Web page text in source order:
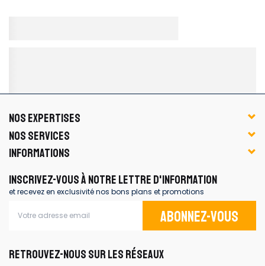
NOS EXPERTISES
NOS SERVICES
INFORMATIONS
INSCRIVEZ-VOUS À NOTRE LETTRE D'INFORMATION
et recevez en exclusivité nos bons plans et promotions
Abonnez-vous
RETROUVEZ-NOUS SUR LES RÉSEAUX